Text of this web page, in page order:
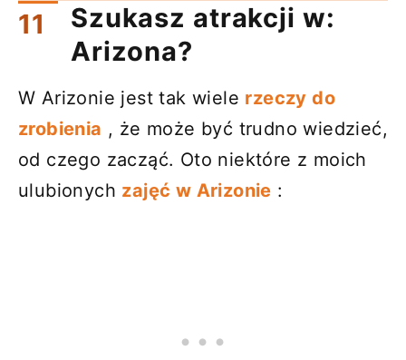
Szukasz atrakcji w:
Arizona?
W Arizonie jest tak wiele rzeczy do
zrobienia , że ​​może być trudno wiedzieć,
od czego zacząć. Oto niektóre z moich
ulubionych zajęć w Arizonie :